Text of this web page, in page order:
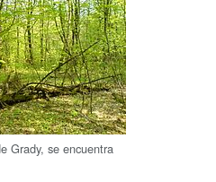
Grady, se encuentra